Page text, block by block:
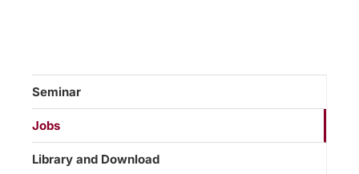
Seminar
Jobs
Library and Download